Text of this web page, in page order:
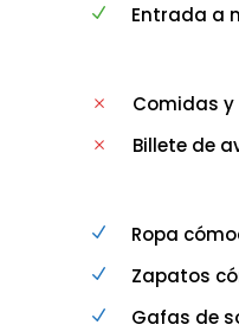
Entrada a
Comidas
Billete de
Ropa
Zapatos
Gafas de